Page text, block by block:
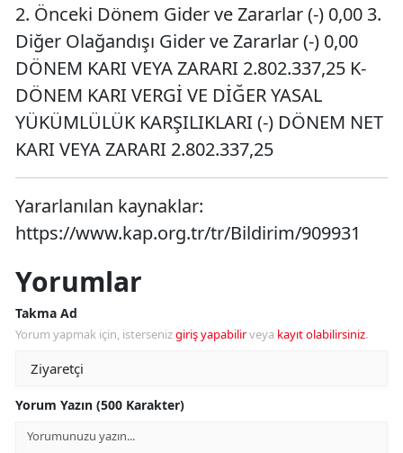
2. Önceki Dönem Gider ve Zararlar (-) 0,00 3.
Diğer Olağandışı Gider ve Zararlar (-) 0,00
DÖNEM KARI VEYA ZARARI 2.802.337,25 K-
DÖNEM KARI VERGİ VE DİĞER YASAL
YÜKÜMLÜLÜK KARŞILIKLARI (-) DÖNEM NET
KARI VEYA ZARARI 2.802.337,25
Yararlanılan kaynaklar:
https://www.kap.org.tr/tr/Bildirim/909931
Yorumlar
Takma Ad
Yorum yapmak için, istersenizgiriş yapabilirveya kayıt olabilirsiniz.
Yorum Yazın (500 Karakter)